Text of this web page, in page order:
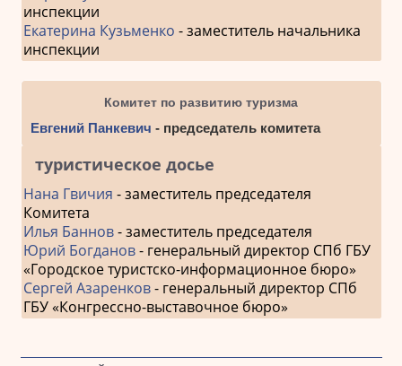
инспекции
Екатерина Кузьменко - заместитель начальника
инспекции
Комитет по развитию туризма
Евгений Панкевич - председатель комитета
туристическое досье
Нана Гвичия - заместитель председателя
Комитета
Илья Баннов- заместитель председателя
Юрий Богданов- генеральный директор СПб ГБУ
«Городское туристско-информационное бюро»
Сергей Азаренков- генеральный директор СПб
ГБУ «Конгрессно-выставочное бюро»